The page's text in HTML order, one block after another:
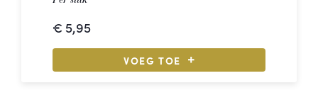
€ 5,95
VOEG TOE